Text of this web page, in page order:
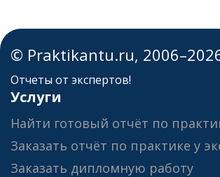
© Praktikantu.ru,
Отчеты от экспертов!
Услуги
Найти готовый отчёт по
Заказать отчёт по практике у
Заказать дипломную работу